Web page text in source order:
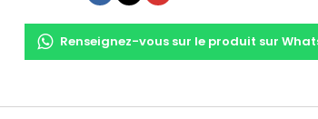
Renseignez-vous sur le produit sur